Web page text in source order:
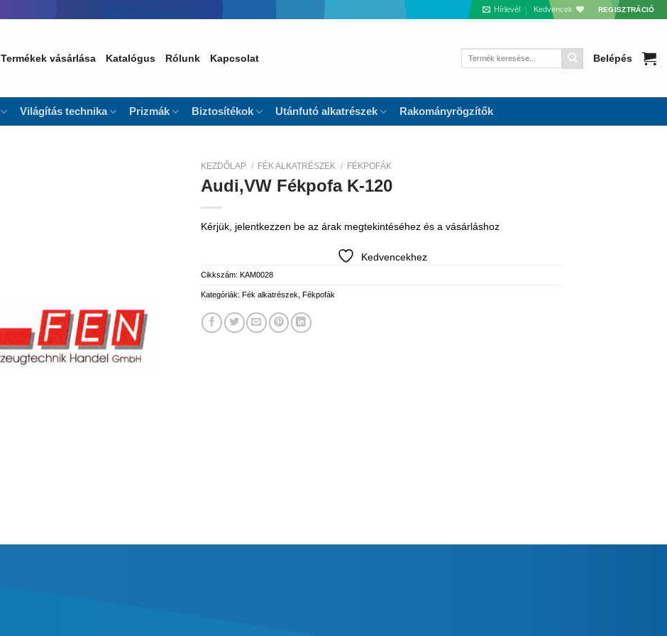
Hírlevél Kedvencek REGISZTRÁCIÓ
Termékek vásárlása Katalógus Rólunk Kapcsolat
Keresés
Belépés
Világítás technika Prizmák Biztosítékok Utánfutó alkatrészek Rakományrögzítők
KEZDŐLAP / FÉK ALKATRÉSZEK / FÉKPOFÁK
Audi,VW Fékpofa K-120
Kérjük, jelentkezzen be az árak megtekintéséhez és a vásárláshoz
Kedvencekhez
Cikkszám: KAM0028
Kategóriák: Fék alkatrészek Fékpofák